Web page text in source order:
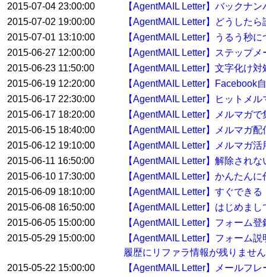
2015-07-04 23:00:00
【AgentMAIL Letter】バックナ
2015-07-02 19:00:00
【AgentMAIL Letter】どうした
2015-07-01 13:10:00
【AgentMAIL Letter】うるう秒に
2015-06-27 12:00:00
【AgentMAIL Letter】ステップ
2015-06-23 11:50:00
【AgentMAIL Letter】文字化け対
2015-06-19 12:20:00
【AgentMAIL Letter】Facebook
2015-06-17 22:30:00
【AgentMAIL Letter】ヒットメ
2015-06-17 18:20:00
【AgentMAIL Letter】メルマガ
2015-06-15 18:40:00
【AgentMAIL Letter】メルマガ
2015-06-12 19:10:00
【AgentMAIL Letter】メルマガ活
2015-06-11 16:50:00
【AgentMAIL Letter】解除され
2015-06-10 17:30:00
【AgentMAIL Letter】かんたん
2015-06-09 18:10:00
【AgentMAIL Letter】すぐでき
2015-06-08 16:50:00
【AgentMAIL Letter】はじめま
2015-06-05 15:00:00
【AgentMAIL Letter】フォーム
2015-05-29 15:00:00
【AgentMAIL Letter】フォーム
履歴にリファラ情報が残りませ
2015-05-22 15:00:00
【AgentMAIL Letter】メールフ